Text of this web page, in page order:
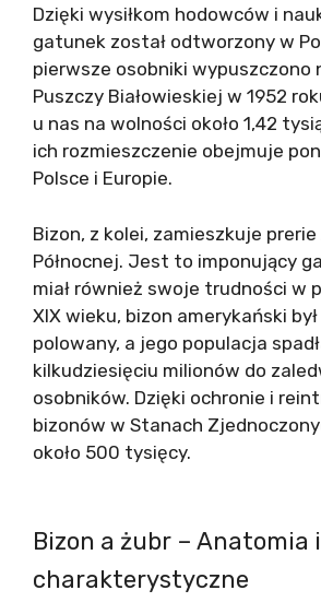
Dzięki wysiłkom hodowców i
gatunek został odtworzony w
pierwsze osobniki wypuszczono
Puszczy Białowieskiej w 1952
u nas na wolności około 1,42
ich rozmieszczenie obejmuje
Polsce i Europie.
Bizon, z kolei, zamieszkuje prerie
Północnej. Jest to imponujący
miał również swoje trudności w
XIX wieku, bizon amerykański
polowany, a jego populacja
kilkudziesięciu milionów do
osobników. Dzięki ochronie i
bizonów w Stanach
około 500 tysięcy.
Bizon a żubr – Anatomia
charakterystyczne